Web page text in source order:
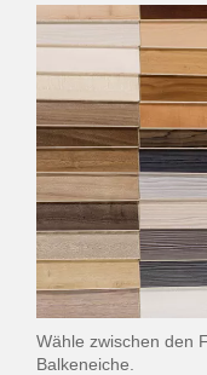
Wähle zwischen den
Balkeneiche.